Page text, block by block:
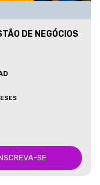
DE NEGÓCIOS
SE